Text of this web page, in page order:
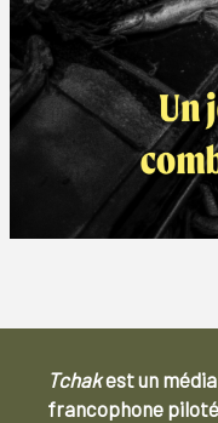
Tchakest un
francophone